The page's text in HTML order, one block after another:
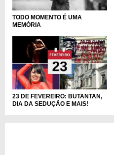
TODO MOMENTO É UMA
MEMÓRIA
23 DE FEVEREIRO: BUTANTAN,
DIA DA SEDUÇÃO E MAIS!